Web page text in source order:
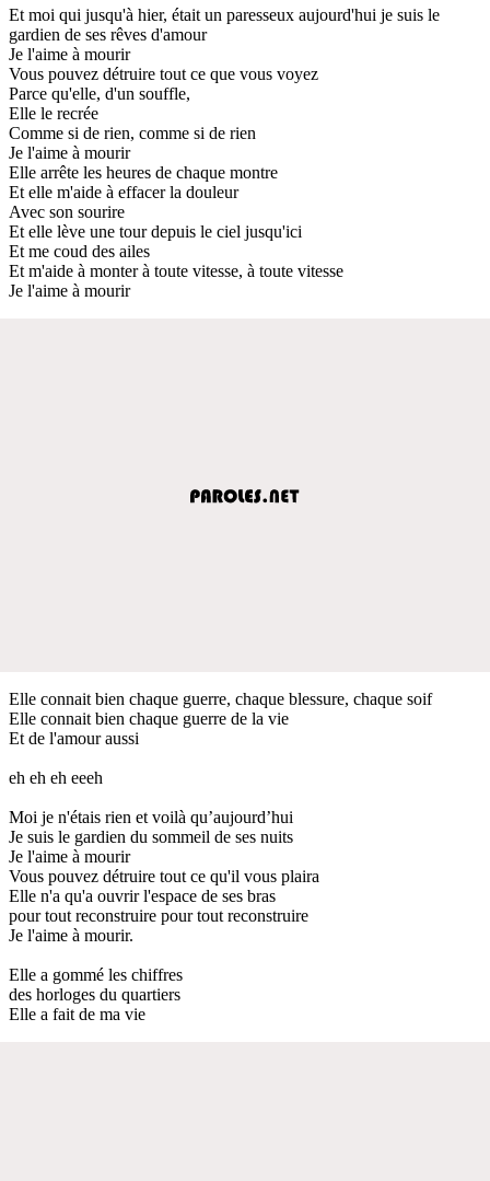
Et moi qui jusqu'à hier, était un paresseux aujourd'hui je suis le
gardien de ses rêves d'amour
Je l'aime à mourir
Vous pouvez détruire tout ce que vous voyez
Parce qu'elle, d'un souffle,
Elle le recrée
Comme si de rien, comme si de rien
Je l'aime à mourir
Elle arrête les heures de chaque montre
Et elle m'aide à effacer la douleur
Avec son sourire
Et elle lève une tour depuis le ciel jusqu'ici
Et me coud des ailes
Et m'aide à monter à toute vitesse, à toute vitesse
Je l'aime à mourir
Elle connait bien chaque guerre, chaque blessure, chaque soif
Elle connait bien chaque guerre de la vie
Et de l'amour aussi
eh eh eh eeeh
Moi je n'étais rien et voilà qu’aujourd’hui
Je suis le gardien du sommeil de ses nuits
Je l'aime à mourir
Vous pouvez détruire tout ce qu'il vous plaira
Elle n'a qu'a ouvrir l'espace de ses bras
pour tout reconstruire pour tout reconstruire
Je l'aime à mourir.
Elle a gommé les chiffres
des horloges du quartiers
Elle a fait de ma vie